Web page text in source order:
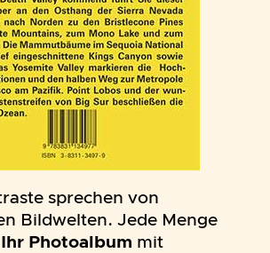
sprechen von
Bildwelten. Jede Menge
Ihr Photoalbum mit